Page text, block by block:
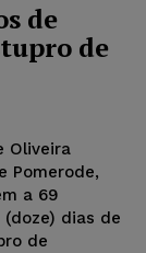
de
de
Oliveira
Pomerode,
a 69
(doze) dias de
de